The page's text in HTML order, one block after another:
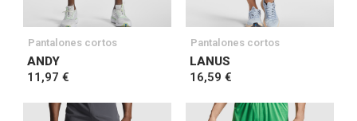
Pantalones cortos
ANDY
11,97 €
Pantalones cortos
LANUS
16,59 €